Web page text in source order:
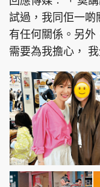
親子王
頭條搵工
關於我們
聯絡我們
隱私政策聲明
試過，我同佢一啲
有任何關係。另
需要為我擔心，